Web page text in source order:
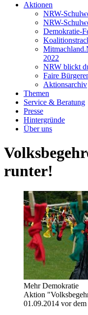
Aktionen
NRW-
NRW-
Demokratie-
2022
NRW blickt
Faire
Aktionsarchiv
Themen
Service & Beratung
Presse
Hintergründe
Über uns
runter!
Mehr Demokratie
Aktion
01.09.2014 vor